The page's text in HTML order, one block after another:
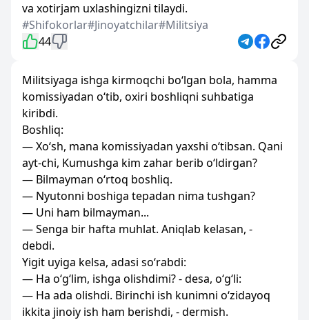
va xotirjam uxlashingizni tilaydi.
#Shifokorlar#Jinoyatchilar#Militsiya
44
Militsiyaga ishga kirmoqchi bo‘lgan bola, hamma
komissiyadan o‘tib, oxiri boshliqni suhbatiga
kiribdi.
Boshliq:
— Xo‘sh, mana komissiyadan yaxshi o‘tibsan. Qani
ayt-chi, Kumushga kim zahar berib o‘ldirgan?
— Bilmayman o‘rtoq boshliq.
— Nyutonni boshiga tepadan nima tushgan?
— Uni ham bilmayman...
— Senga bir hafta muhlat. Aniqlab kelasan, -
debdi.
Yigit uyiga kelsa, adasi so‘rabdi:
— Ha o‘g‘lim, ishga olishdimi? - desa, o‘g‘li:
— Ha ada olishdi. Birinchi ish kunimni o‘zidayoq
ikkita jinoiy ish ham berishdi, - dermish.